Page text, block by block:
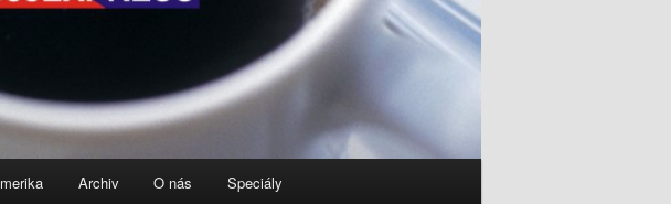
Archiv O nás Speciály